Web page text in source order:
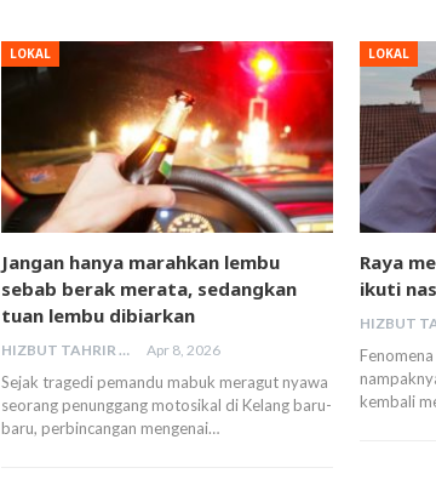
LOKAL
Jangan hanya marahkan lembu
sebab berak merata, sedangkan
tuan lembu dibiarkan
HIZBUT TAHRIR MALAYSIA Apr 8, 2026
Sejak tragedi pemandu mabuk meragut nyawa
seorang penunggang motosikal di Kelang baru-
baru, perbincangan mengenai…
LOKAL
Raya
ikuti
kembali